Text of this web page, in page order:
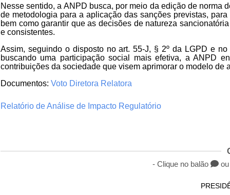
Nesse sentido, a ANPD busca, por meio da edição de norma
de metodologia para a aplicação das sanções previstas,
bem como garantir que as decisões de natureza
e consistentes.
Assim, seguindo o disposto no art. 55-J, § 2º da LGPD e
buscando uma participação social mais efetiva, a ANPD
contribuições da sociedade que visem aprimorar o modelo de
Documentos: Voto Diretora Relatora
Relatório de Análise de Impacto Regulatório
- Clique no balão